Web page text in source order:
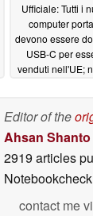
Ufficiale: Tutti i
computer
devono essere
USB-C per
venduti nell'UE;
scatola";
i computer
gioco04/30/2026
Editor of the
Ahsan Shanto
2919 articles
Notebookcheck
contact me